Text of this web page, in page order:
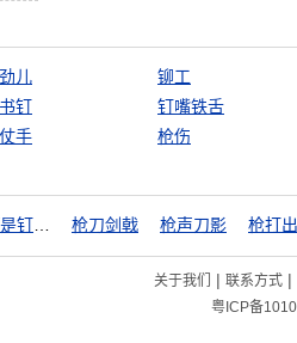
儿
铆工
钉
钉嘴铁舌
手 枪伤
枪刀剑戟 枪声刀影
关于我们 | 联系方式|
粤ICP备